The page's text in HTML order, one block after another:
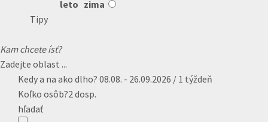
leto zima
Tipy
Kam chcete ísť?
Zadejte oblast ...
Kedy a na ako dlho? 08.08. - 26.09.2026 / 1 týždeň
Koľko osôb?2 dosp.
hľadať